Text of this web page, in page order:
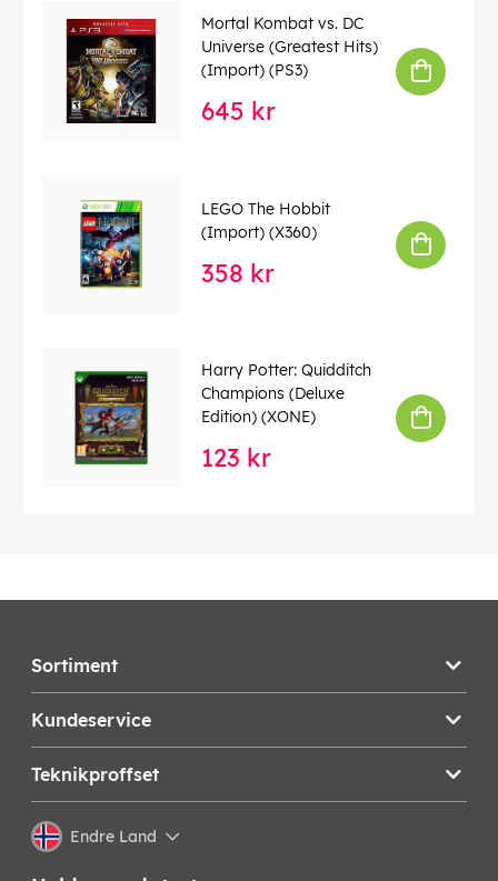
Mortal Kombat vs. DC
Universe (Greatest Hits)
(Import) (PS3)
645 kr
LEGO The Hobbit
(Import) (X360)
358 kr
Harry Potter: Quidditch
Champions (Deluxe
Edition) (XONE)
123 kr
Sortiment
Kundeservice
Teknikproffset
Endre Land